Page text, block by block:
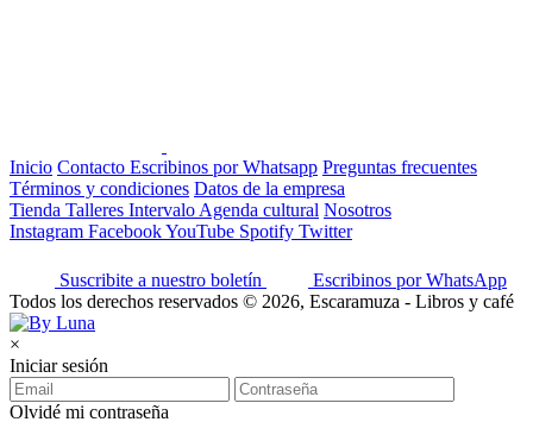
Inicio Contacto Escribinos por Whatsapp Preguntas frecuentes
Términos y condiciones Datos de la empresa
Tienda Talleres Intervalo Agenda cultural Nosotros
Instagram FacebookYouTube Spotify Twitter
Suscribite a nuestro boletín
Escribinos por WhatsApp
Todos los derechos reservados © 2026, Escaramuza - Libros y café
×
Iniciar sesión
Olvidé mi contraseña